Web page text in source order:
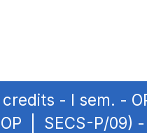
credits - I sem. -
| SECS-P/09) -